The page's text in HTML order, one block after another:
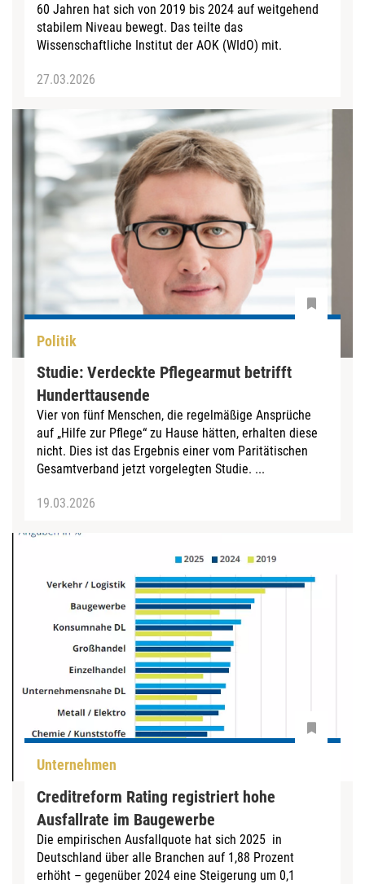
60 Jahren hat sich von 2019 bis 2024 auf weitgehend
stabilem Niveau bewegt. Das teilte das
Wissenschaftliche Institut der AOK (WIdO) mit.
27.03.2026
Politik
Studie: Verdeckte Pflegearmut betrifft
Hunderttausende
Vier von fünf Menschen, die regelmäßige Ansprüche
auf „Hilfe zur Pflege“ zu Hause hätten, erhalten diese
nicht. Dies ist das Ergebnis einer vom Paritätischen
Gesamtverband jetzt vorgelegten Studie. ...
19.03.2026
Unternehmen
Creditreform Rating registriert hohe
Ausfallrate im Baugewerbe
Die empirischen Ausfallquote hat sich 2025 in
Deutschland über alle Branchen auf 1,88 Prozent
erhöht – gegenüber 2024 eine Steigerung um 0,1